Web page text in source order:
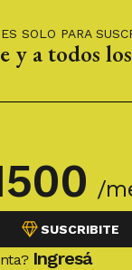
SOLO PARA
y a todos
/
SUSCRIBITE
Ingresá